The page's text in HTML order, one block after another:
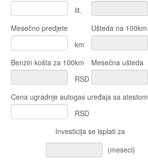
lit.
Mesečno predjete
km
Ušteda na 100km
Benzin košta za 100km
RSD
Mesečna ušteda
Cena ugradnje autogas uređaja sa atestom
RSD
Investicija se isplati za
(meseci)